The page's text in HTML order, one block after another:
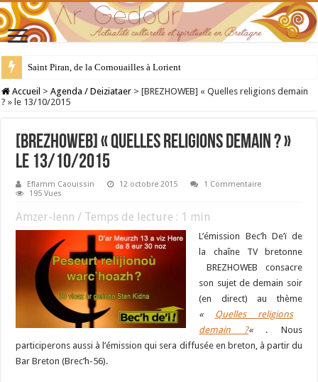
Saint Piran, de la Cornouailles à Lorient
28 juillet : Saint Samson de Dol, père de la Bretagne chrétienne
Accueil > Agenda / Deiziataer > [BREZHOWEB] « Quelles religions demain
? » le 13/10/2015
[BREZHOWEB] « Quelles religions demain ? »
le 13/10/2015
Eflamm Caouissin 12 octobre 2015
1 Commentaire
195 Vues
Amzer-lenn / Temps de lecture : 1 min
L’émission Bec’h De’ï de
la chaîne TV bretonne
BREZHOWEB consacre
son sujet de demain soir
(en direct) au thème
« Quelles religions
demain ?« . Nous
participerons aussi à l’émission qui sera diffusée en breton, à partir du
Bar Breton (Brec’h-56).